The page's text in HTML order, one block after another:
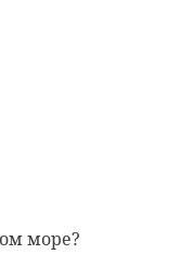
море?